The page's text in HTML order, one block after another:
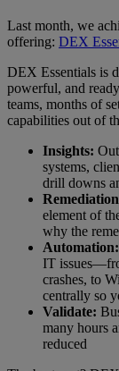
Last month, we
offering: DEX
DEX Essentials is
powerful, and
teams, months of
capabilities out of
Insights:
systems,
drill downs
element of
why the
Automation:
IT
crashes, to
centrally so
Validate:
many hours
reduced